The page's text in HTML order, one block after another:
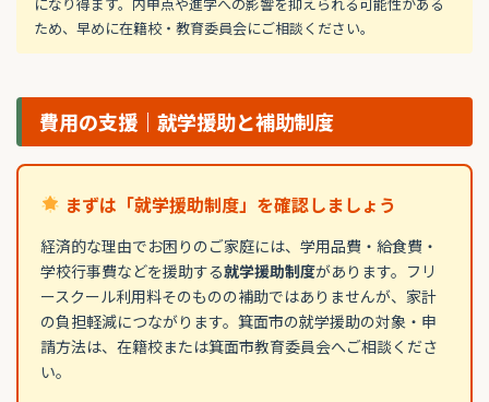
ため、早めに在籍校・教育委員会にご相談ください。
費用の支援｜就学援助と補助制度
まずは「就学援助制度」を確認しましょう
経済的な理由でお困りのご家庭には、学用品費・給食費・
学校行事費などを援助する就学援助制度があります。フリ
ースクール利用料そのものの補助ではありませんが、家計
の負担軽減につながります。箕面市の就学援助の対象・申
請方法は、在籍校または箕面市教育委員会へご相談くださ
い。